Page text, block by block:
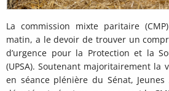
La commission mixte paritaire
matin, a le devoir de trouver un
d’urgence pour la Protection et la
(UPSA). Soutenant majoritairement la
en séance plénière du Sénat,